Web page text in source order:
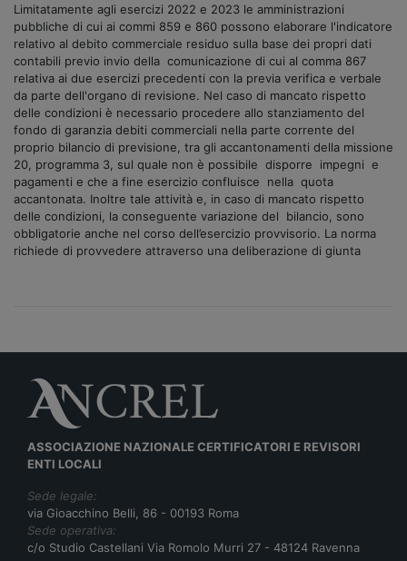
Limitatamente agli esercizi 2022 e 2023 le amministrazioni
pubbliche di cui ai commi 859 e 860 possono elaborare l'indicatore
relativo al debito commerciale residuo sulla base dei propri dati
contabili previo invio della comunicazione di cui al comma 867
relativa ai due esercizi precedenti con la previa verifica e verbale
da parte dell'organo di revisione. Nel caso di mancato rispetto
delle condizioni è necessario procedere allo stanziamento del
fondo di garanzia debiti commerciali nella parte corrente del
proprio bilancio di previsione, tra gli accantonamenti della missione
20, programma 3, sul quale non è possibile disporre impegni e
pagamenti e che a fine esercizio confluisce nella quota
accantonata. Inoltre tale attività e, in caso di mancato rispetto
delle condizioni, la conseguente variazione del bilancio, sono
obbligatorie anche nel corso dell’esercizio provvisorio. La norma
richiede di provvedere attraverso una deliberazione di giunta
ASSOCIAZIONE NAZIONALE CERTIFICATORI E REVISORI
ENTI LOCALI
Sede legale:
via Gioacchino Belli, 86 - 00193 Roma
Sede operativa:
c/o Studio Castellani Via Romolo Murri 27 - 48124 Ravenna